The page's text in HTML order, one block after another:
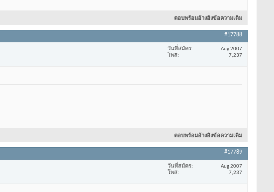
ตอบพร้อมอ้างอิงข้อความเดิม
#17788
วันที่สมัคร
Aug 2007
โพส
7,237
ตอบพร้อมอ้างอิงข้อความเดิม
#17789
วันที่สมัคร
Aug 2007
โพส
7,237